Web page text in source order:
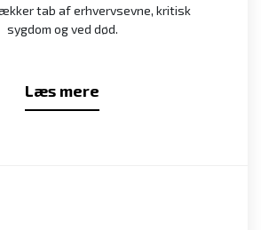
tab af erhvervsevne, kritisk
sygdom og ved død.
Læs mere